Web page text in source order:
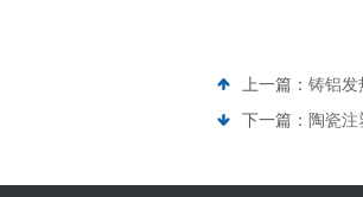
上一篇： 铸铝发
下一篇： 陶瓷